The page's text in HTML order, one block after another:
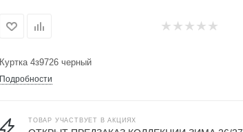
Куртка 4з9726 черный
Подробности
ТОВАР УЧАСТВУЕТ В АКЦИЯХ